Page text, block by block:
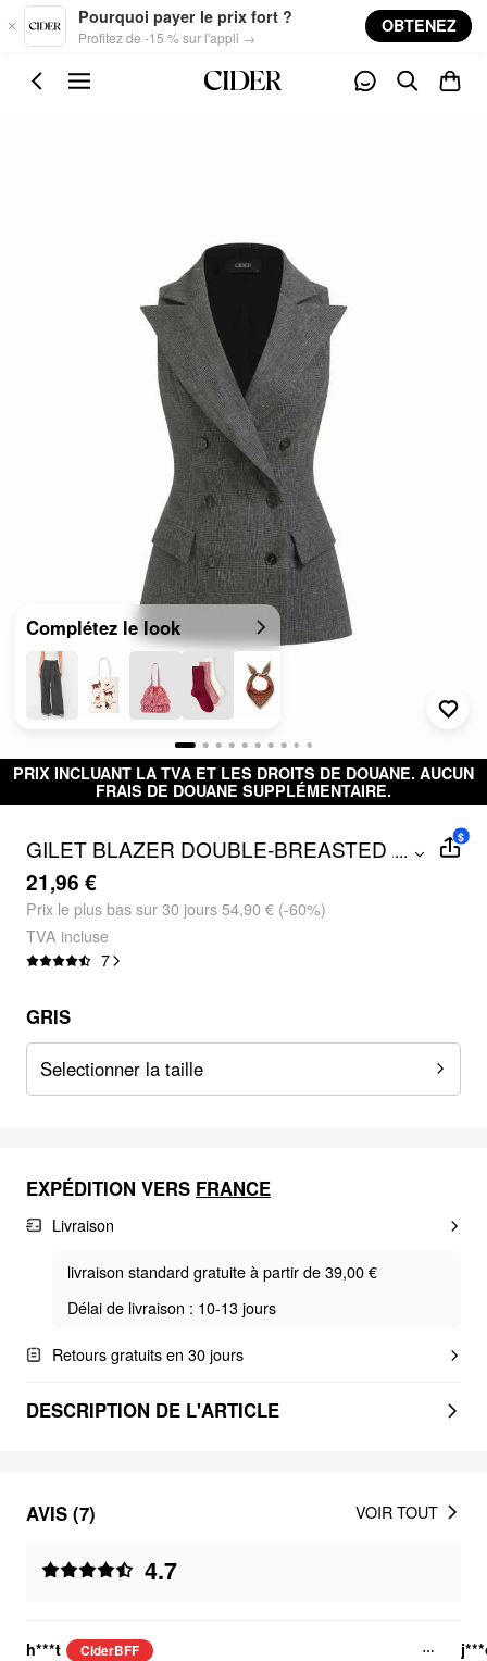
Skip to main content
Pourquoi payer le prix fort ?
Profitez de -15 % sur l'appli →
OBTENEZ
Complétez le look
PRIX INCLUANT LA TVA ET LES DROITS DE DOUANE. AUCUN
FRAIS DE DOUANE SUPPLÉMENTAIRE.
GILET BLAZER DOUBLE-BREASTED À
COL ET MOTIF GLEN CHECK
...
21,96 €
Prix ​​le plus bas sur 30 jours 54,90 € (-60%)
TVA incluse
7
$
GRIS
Selectionner la taille
EXPÉDITION VERS FRANCE
Livraison
livraison standard gratuite à partir de 39,00 €
Délai de livraison : 10-13 jours
Retours gratuits en 30 jours
DESCRIPTION DE L'ARTICLE
AVIS (7)
4.7
VOIR TOUT
h***t CiderBFF